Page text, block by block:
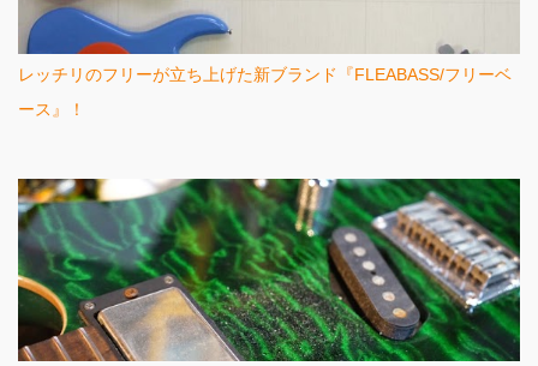
レッチリのフリーが立ち上げた新ブランド『FLEABASS/フリーベ
ース』！